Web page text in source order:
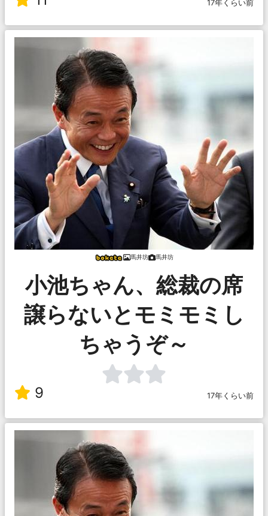
17年くらい前
馬井坊 馬井坊
小池ちゃん、総裁の席
譲らないとモミモミし
ちゃうぞ～
9 17年くらい前